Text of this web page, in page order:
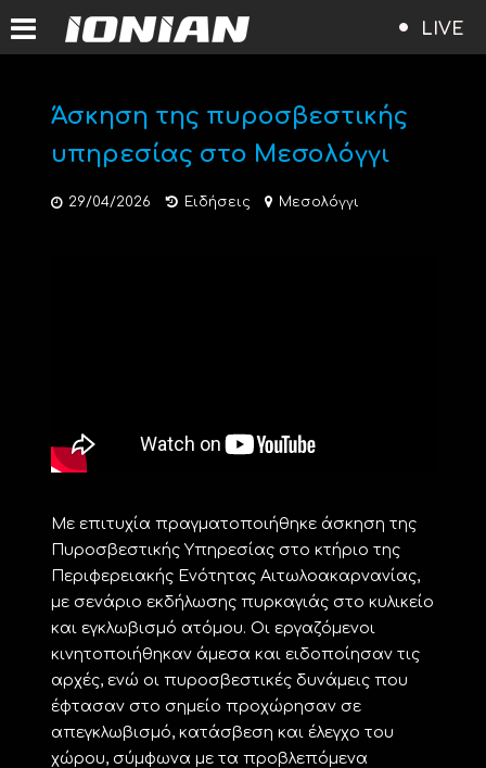
LIVE
Άσκηση της πυροσβεστικής
υπηρεσίας στο Μεσολόγγι
29/04/2026 Ειδήσεις Μεσολόγγι
Με επιτυχία πραγματοποιήθηκε άσκηση της
Πυροσβεστικής Υπηρεσίας στο κτήριο της
Περιφερειακής Ενότητας Αιτωλοακαρνανίας,
με σενάριο εκδήλωσης πυρκαγιάς στο κυλικείο
και εγκλωβισμό ατόμου. Οι εργαζόμενοι
κινητοποιήθηκαν άμεσα και ειδοποίησαν τις
αρχές, ενώ οι πυροσβεστικές δυνάμεις που
έφτασαν στο σημείο προχώρησαν σε
απεγκλωβισμό, κατάσβεση και έλεγχο του
χώρου, σύμφωνα με τα προβλεπόμενα